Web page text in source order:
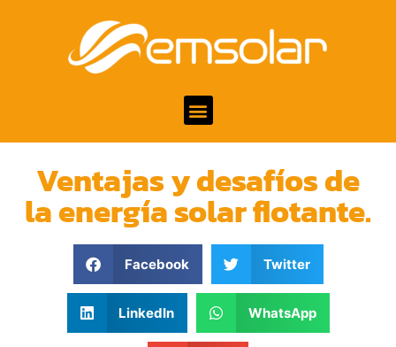
Ventajas y desafíos de
la energía solar flotante.
Facebook Twitter
LinkedIn WhatsApp